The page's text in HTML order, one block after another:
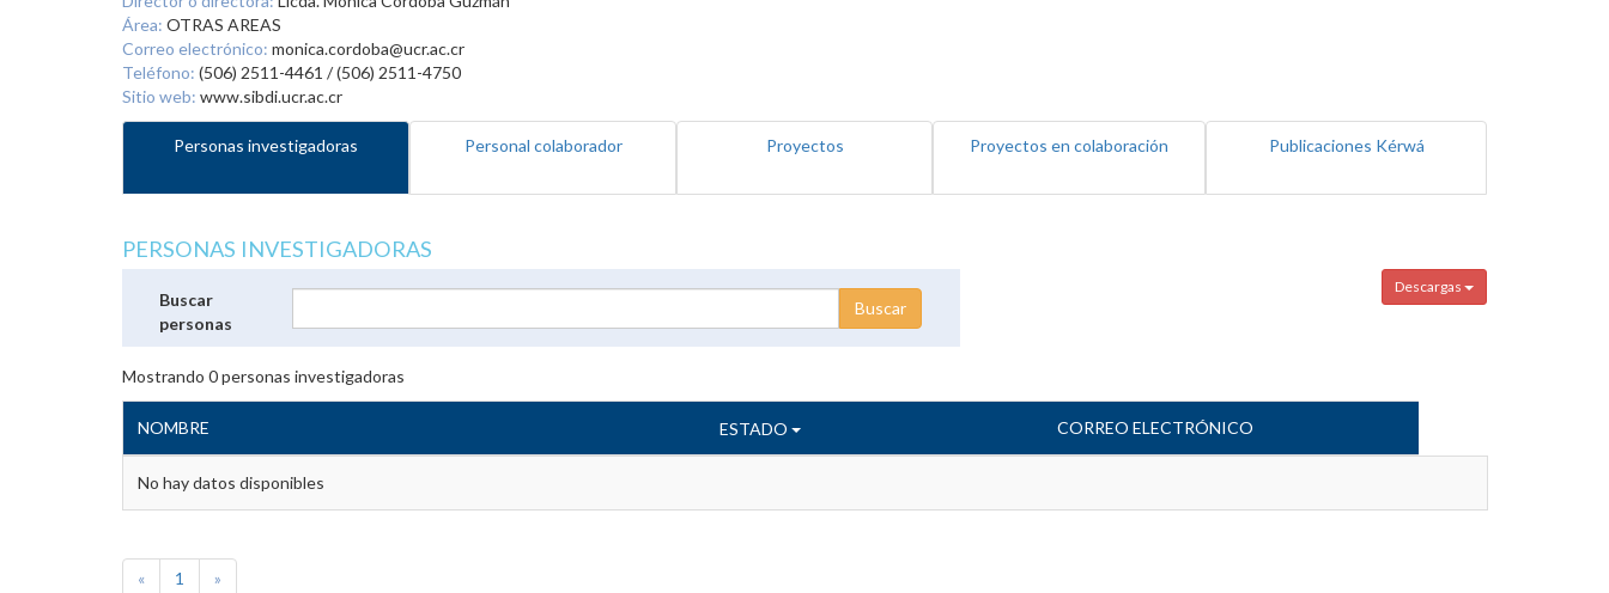
Área: OTRAS AREAS
Correo electrónico: monica.cordoba@ucr.ac.cr
Teléfono: (506) 2511-4461 / (506) 2511-4750
Sitio web: www.sibdi.ucr.ac.cr
Personas investigadoras Personal colaborador Proyectos Proyectos en colaboración Publicaciones Kérwá
PERSONAS INVESTIGADORAS
Descargas
Buscar
personas
Mostrando 0personas investigadoras
NOMBRE ESTADO CORREO ELECTRÓNICO
No hay datos disponibles
« 1 »